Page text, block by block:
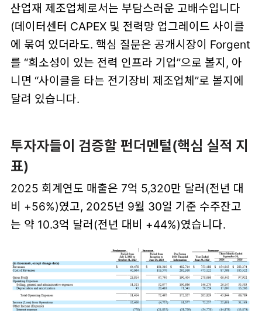
산업재 제조업체로서는 부담스러운 고배수입니다
(데이터센터 CAPEX 및 전력망 업그레이드 사이클
에 묶여 있더라도. 핵심 질문은 공개시장이 Forgent
를 “희소성이 있는 전력 인프라 기업”으로 볼지, 아
니면 “사이클을 타는 전기장비 제조업체”로 볼지에
달려 있습니다.
투자자들이 검증할 펀더멘털(핵심 실적 지
표)
2025 회계연도 매출은 7억 5,320만 달러(전년 대
비 +56%)였고, 2025년 9월 30일 기준 수주잔고
는 약 10.3억 달러(전년 대비 +44%)였습니다.